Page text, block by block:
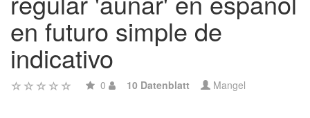
en futuro simple de
indicativo
0 10 Datenblatt Mangel